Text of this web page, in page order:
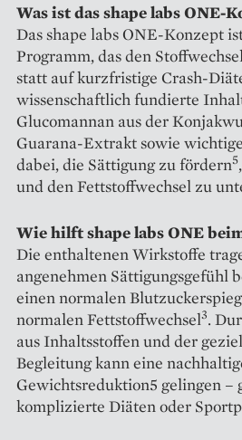
Was ist das shape labs ONE-
Das shape labs ONE-Konzept
Programm, das den
statt auf kurzfristige Crash-
wissenschaftlich fundierte
Glucomannan aus der
Guarana-Extrakt sowie
dabei, die Sättigung zu fördern5
und den Fettstoffwechsel zu
Wie hilft shape labs ONE
Die enthaltenen Wirkstoffe
angenehmen Sättigungsgefühl
einen normalen
normalen Fettstoffwechsel3.
aus Inhaltsstoffen und der
Begleitung kann eine
Gewichtsreduktion5 gelingen –
komplizierte Diäten oder